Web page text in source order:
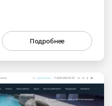
Подробнее